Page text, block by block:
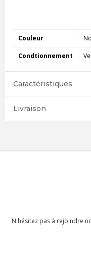
Couleur
Condtionnement
Caractéristiques
Livraison
N'hésitez pas à rejoindre